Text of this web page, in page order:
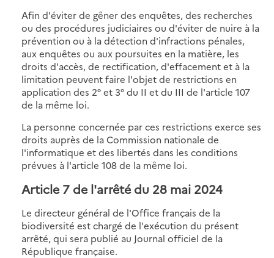
Afin d'éviter de gêner des enquêtes, des recherches
ou des procédures judiciaires ou d'éviter de nuire à la
prévention ou à la détection d'infractions pénales,
aux enquêtes ou aux poursuites en la matière, les
droits d'accès, de rectification, d'effacement et à la
limitation peuvent faire l'objet de restrictions en
application des 2° et 3° du II et du III de l'article 107
de la même loi.
La personne concernée par ces restrictions exerce ses
droits auprès de la Commission nationale de
l'informatique et des libertés dans les conditions
prévues à l'article 108 de la même loi.
Article 7 de l'arrêté du 28 mai 2024
Le directeur général de l'Office français de la
biodiversité est chargé de l'exécution du présent
arrêté, qui sera publié au Journal officiel de la
République française.